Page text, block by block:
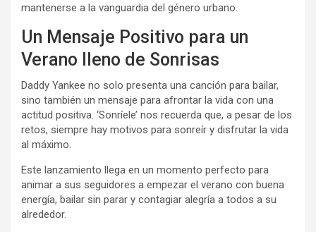
mantenerse a la vanguardia del género urbano.
Un Mensaje Positivo para un
Verano lleno de Sonrisas
Daddy Yankee no solo presenta una canción para bailar,
sino también un mensaje para afrontar la vida con una
actitud positiva. ‘Sonríele’ nos recuerda que, a pesar de los
retos, siempre hay motivos para sonreír y disfrutar la vida
al máximo.
Este lanzamiento llega en un momento perfecto para
animar a sus seguidores a empezar el verano con buena
energía, bailar sin parar y contagiar alegría a todos a su
alrededor.